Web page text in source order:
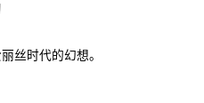
丝时代的幻想。